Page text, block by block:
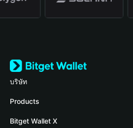
บริษัท
เกี่ยวกับ Bitget Wallet
Blog
Products
Crypto Card
Bitget Wallet X